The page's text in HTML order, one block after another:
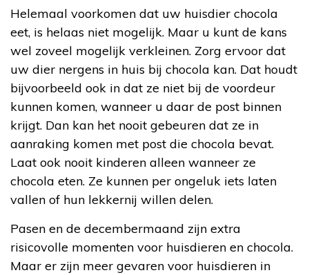
Helemaal voorkomen dat uw huisdier chocola
eet, is helaas niet mogelijk. Maar u kunt de kans
wel zoveel mogelijk verkleinen. Zorg ervoor dat
uw dier nergens in huis bij chocola kan. Dat houdt
bijvoorbeeld ook in dat ze niet bij de voordeur
kunnen komen, wanneer u daar de post binnen
krijgt. Dan kan het nooit gebeuren dat ze in
aanraking komen met post die chocola bevat.
Laat ook nooit kinderen alleen wanneer ze
chocola eten. Ze kunnen per ongeluk iets laten
vallen of hun lekkernij willen delen.
Pasen en de decembermaand zijn extra
risicovolle momenten voor huisdieren en chocola.
Maar er zijn meer gevaren voor huisdieren in